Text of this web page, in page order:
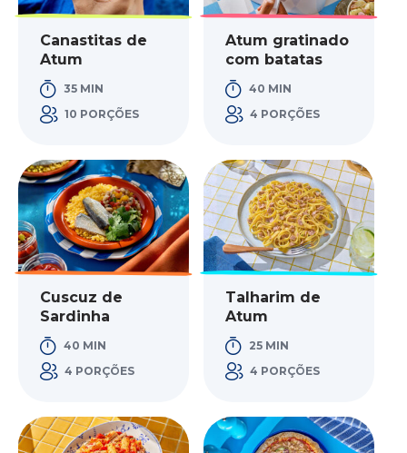
Canastitas de
Atum
35 MIN
10 PORÇÕES
Atum gratinado
com batatas
40 MIN
4 PORÇÕES
Cuscuz de
Sardinha
40 MIN
4 PORÇÕES
Talharim de
Atum
25 MIN
4 PORÇÕES